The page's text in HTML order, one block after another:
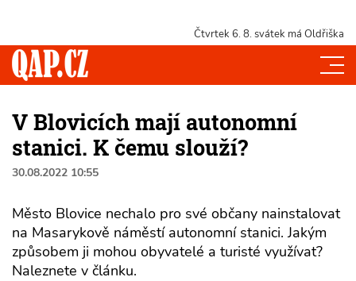
Čtvrtek 6. 8. svátek má Oldřiška
V Blovicích mají autonomní
stanici. K čemu slouží?
30.08.2022 10:55
Město Blovice nechalo pro své občany nainstalovat
na Masarykově náměstí autonomní stanici. Jakým
způsobem ji mohou obyvatelé a turisté využívat?
Naleznete v článku.